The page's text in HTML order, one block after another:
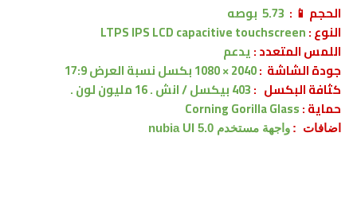
الحجم 📱 :
النوع :LTPS IPS LCD capacitive touchscreen
اللمس المتعدد :يدعم
جودة الشاشة :2040 × 1080 بكسل
نسبة العرض 17:9
كثافة البكسل :403 بيكسل / انش . 16 مليون لون .
حماية :
اضافات : واجهة مستخدم nubia UI 5.0